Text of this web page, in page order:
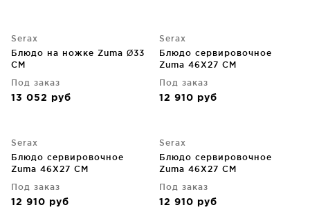
Serax
Блюдо на ножке Zuma Ø33
CM
Под заказ
13 052 руб
Serax
Блюдо сервировочное
Zuma 46X27 CM
Под заказ
12 910 руб
Serax
Блюдо сервировочное
Zuma 46X27 CM
Под заказ
12 910 руб
Serax
Блюдо сервировочное
Zuma 46X27 CM
Под заказ
12 910 руб